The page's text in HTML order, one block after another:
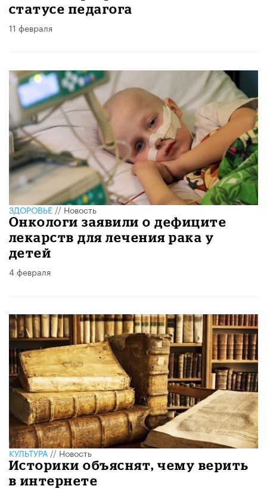
статусе педагога
11 февраля
ЗДОРОВЬЕ//Новость
Онкологи заявили о дефиците
лекарств для лечения рака у
детей
4 февраля
КУЛЬТУРА//Новость
Историки объяснят, чему верить
в интернете